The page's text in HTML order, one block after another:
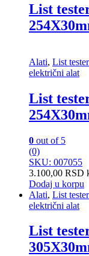
List
Alati, List
električni alat
List
0 out of 5
(0)
SKU: 007055
3.100,00 RSD
Dodaj u korpu
Alati, List
električni alat
List